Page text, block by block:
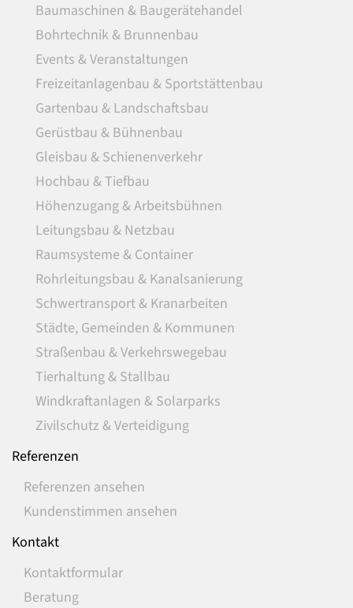
Baumaschinen & Baugerätehandel
Bohrtechnik & Brunnenbau
Events & Veranstaltungen
Freizeitanlagenbau & Sportstättenbau
Gartenbau & Landschaftsbau
Gerüstbau & Bühnenbau
Gleisbau & Schienenverkehr
Hochbau & Tiefbau
Höhenzugang & Arbeitsbühnen
Leitungsbau & Netzbau
Raumsysteme & Container
Rohrleitungsbau & Kanalsanierung
Schwertransport & Kranarbeiten
Städte, Gemeinden & Kommunen
Straßenbau & Verkehrswegebau
Tierhaltung & Stallbau
Windkraftanlagen & Solarparks
Zivilschutz & Verteidigung
Referenzen
Referenzen ansehen
Kundenstimmen ansehen
Kontakt
Kontaktformular
Beratung